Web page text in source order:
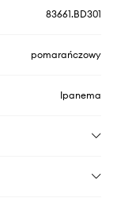
83661.BD301
pomarańczowy
Ipanema